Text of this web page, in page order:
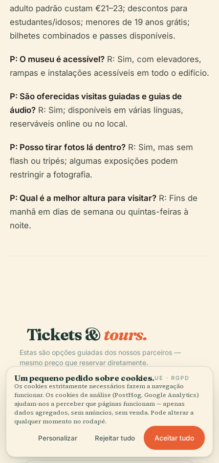
adulto padrão custam €21–23; descontos para
estudantes/idosos; menores de 19 anos grátis;
bilhetes combinados e passes disponíveis.
P: O museu é acessível? R: Sim, com elevadores,
rampas e instalações acessíveis em todo o edifício.
P: São oferecidas visitas guiadas e guias de
áudio? R: Sim; disponíveis em várias línguas,
reserváveis online ou no local.
P: Posso tirar fotos lá dentro? R: Sim, mas sem
flash ou tripés; algumas exposições podem
restringir a fotografia.
P: Qual é a melhor altura para visitar? R: Fins de
manhã em dias de semana ou quintas-feiras à
noite.
Tickets &tours.
Estas são opções guiadas dos nossos parceiros —
mesmo preço que reservar diretamente.
TIQETS INSTANTÂNEO
Kunsthistorisches Museum: Skip The
Line Ticket
a partir de €22
Um pequeno pedido sobre cookies.UE · RGPD
Os cookies estritamente necessários fazem a navegação
funcionar. Os cookies de análise (PostHog, Google Analytics)
ajudam-nos a perceber que páginas funcionam — apenas
dados agregados, sem anúncios, sem venda. Pode alterar a
qualquer momento no rodapé.
Personalizar Rejeitar tudo Aceitar tudo